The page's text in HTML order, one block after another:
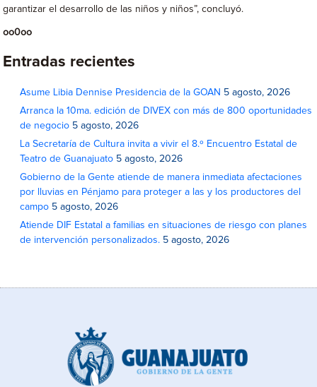
garantizar el desarrollo de las niños y niños”, concluyó.
oo0oo
Entradas recientes
Asume Libia Dennise Presidencia de la GOAN 5 agosto, 2026
Arranca la 10ma. edición de DIVEX con más de 800 oportunidades
de negocio 5 agosto, 2026
La Secretaría de Cultura invita a vivir el 8.º Encuentro Estatal de
Teatro de Guanajuato 5 agosto, 2026
Gobierno de la Gente atiende de manera inmediata afectaciones
por lluvias en Pénjamo para proteger a las y los productores del
campo 5 agosto, 2026
Atiende DIF Estatal a familias en situaciones de riesgo con planes
de intervención personalizados. 5 agosto, 2026